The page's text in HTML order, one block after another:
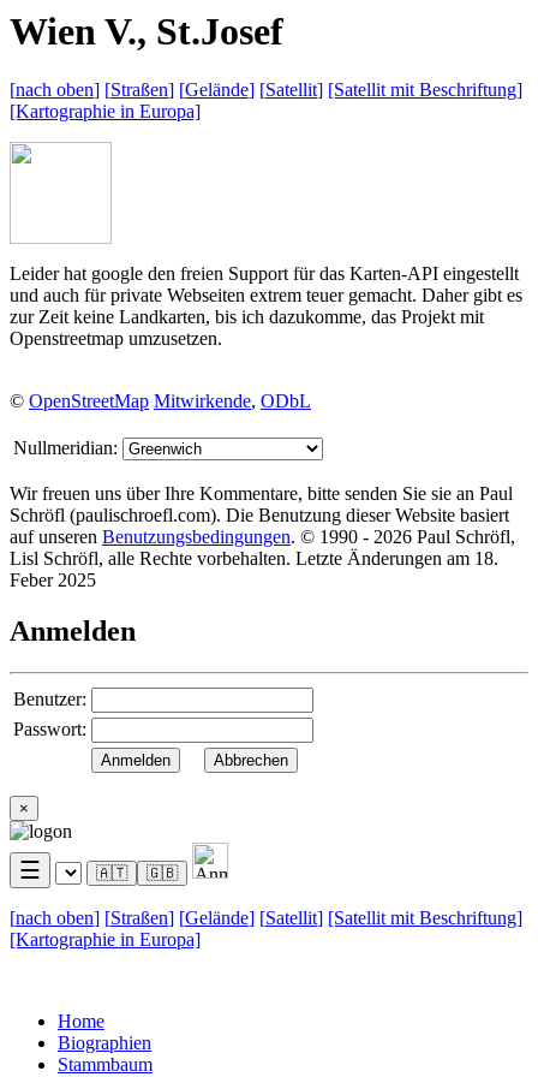
Wien V., St.Josef
[nach oben] [Straßen] [Gelände] [Satellit] [Satellit mitBeschriftung]
[Kartographie in Europa]
Leider hat google den freien Support für das Karten-API eingestellt
und auch für private Webseiten extrem teuer gemacht. Daher gibt es
zur Zeit keine Landkarten, bis ich dazukomme, das Projekt mit
Openstreetmap umzusetzen.
© OpenStreetMap Mitwirkende, ODbL
Nullmeridian:
Wir freuen uns über Ihre Kommentare, bitte senden Sie sie an Paul
Schröfl (paulischroefl.com). Die Benutzung dieser Website basiert
auf unseren Benutzungsbedingungen. © 1990 - 2026 Paul Schröfl,
Lisl Schröfl, alle Rechte vorbehalten. Letzte Änderungen am 18.
Feber 2025
Anmelden
Benutzer:
Passwort:
×
☰ 🇦🇹 🇬🇧
[nach oben] [Straßen] [Gelände] [Satellit] [Satellit mit Beschriftung]
[Kartographie in Europa]
Home
Biographien
Stammbaum